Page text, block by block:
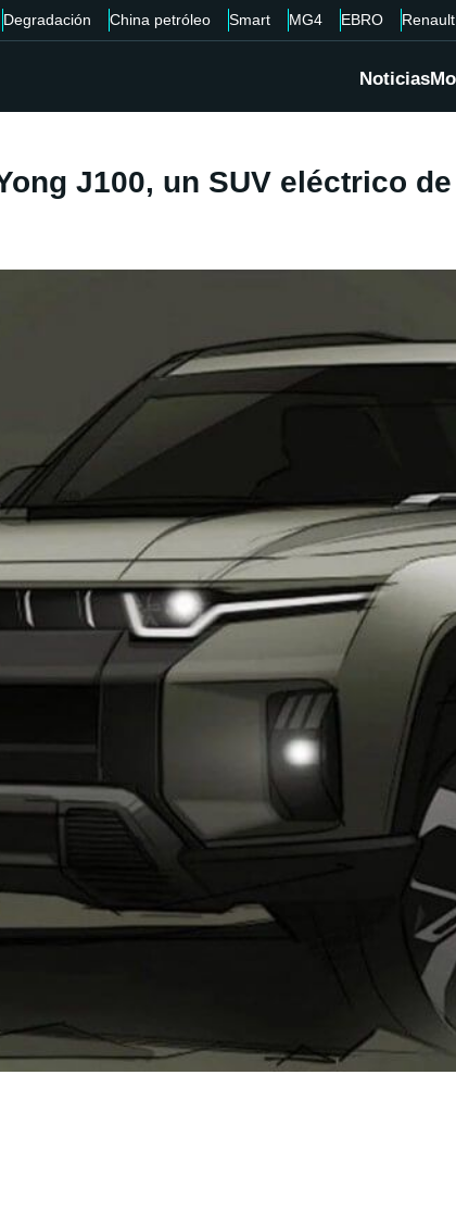
Degradación China petróleo Smart MG4 EBRO Renault
Noticias
J100, un SUV eléctrico